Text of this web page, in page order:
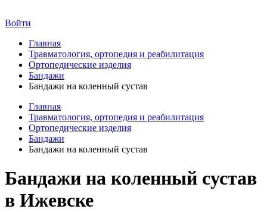
Войти
Главная
Травматология, ортопедия и реабилитация
Ортопедические изделия
Бандажи
Бандажи на коленный сустав
Главная
Травматология, ортопедия и реабилитация
Ортопедические изделия
Бандажи
Бандажи на коленный сустав
Бандажи на коленный сустав
в Ижевске